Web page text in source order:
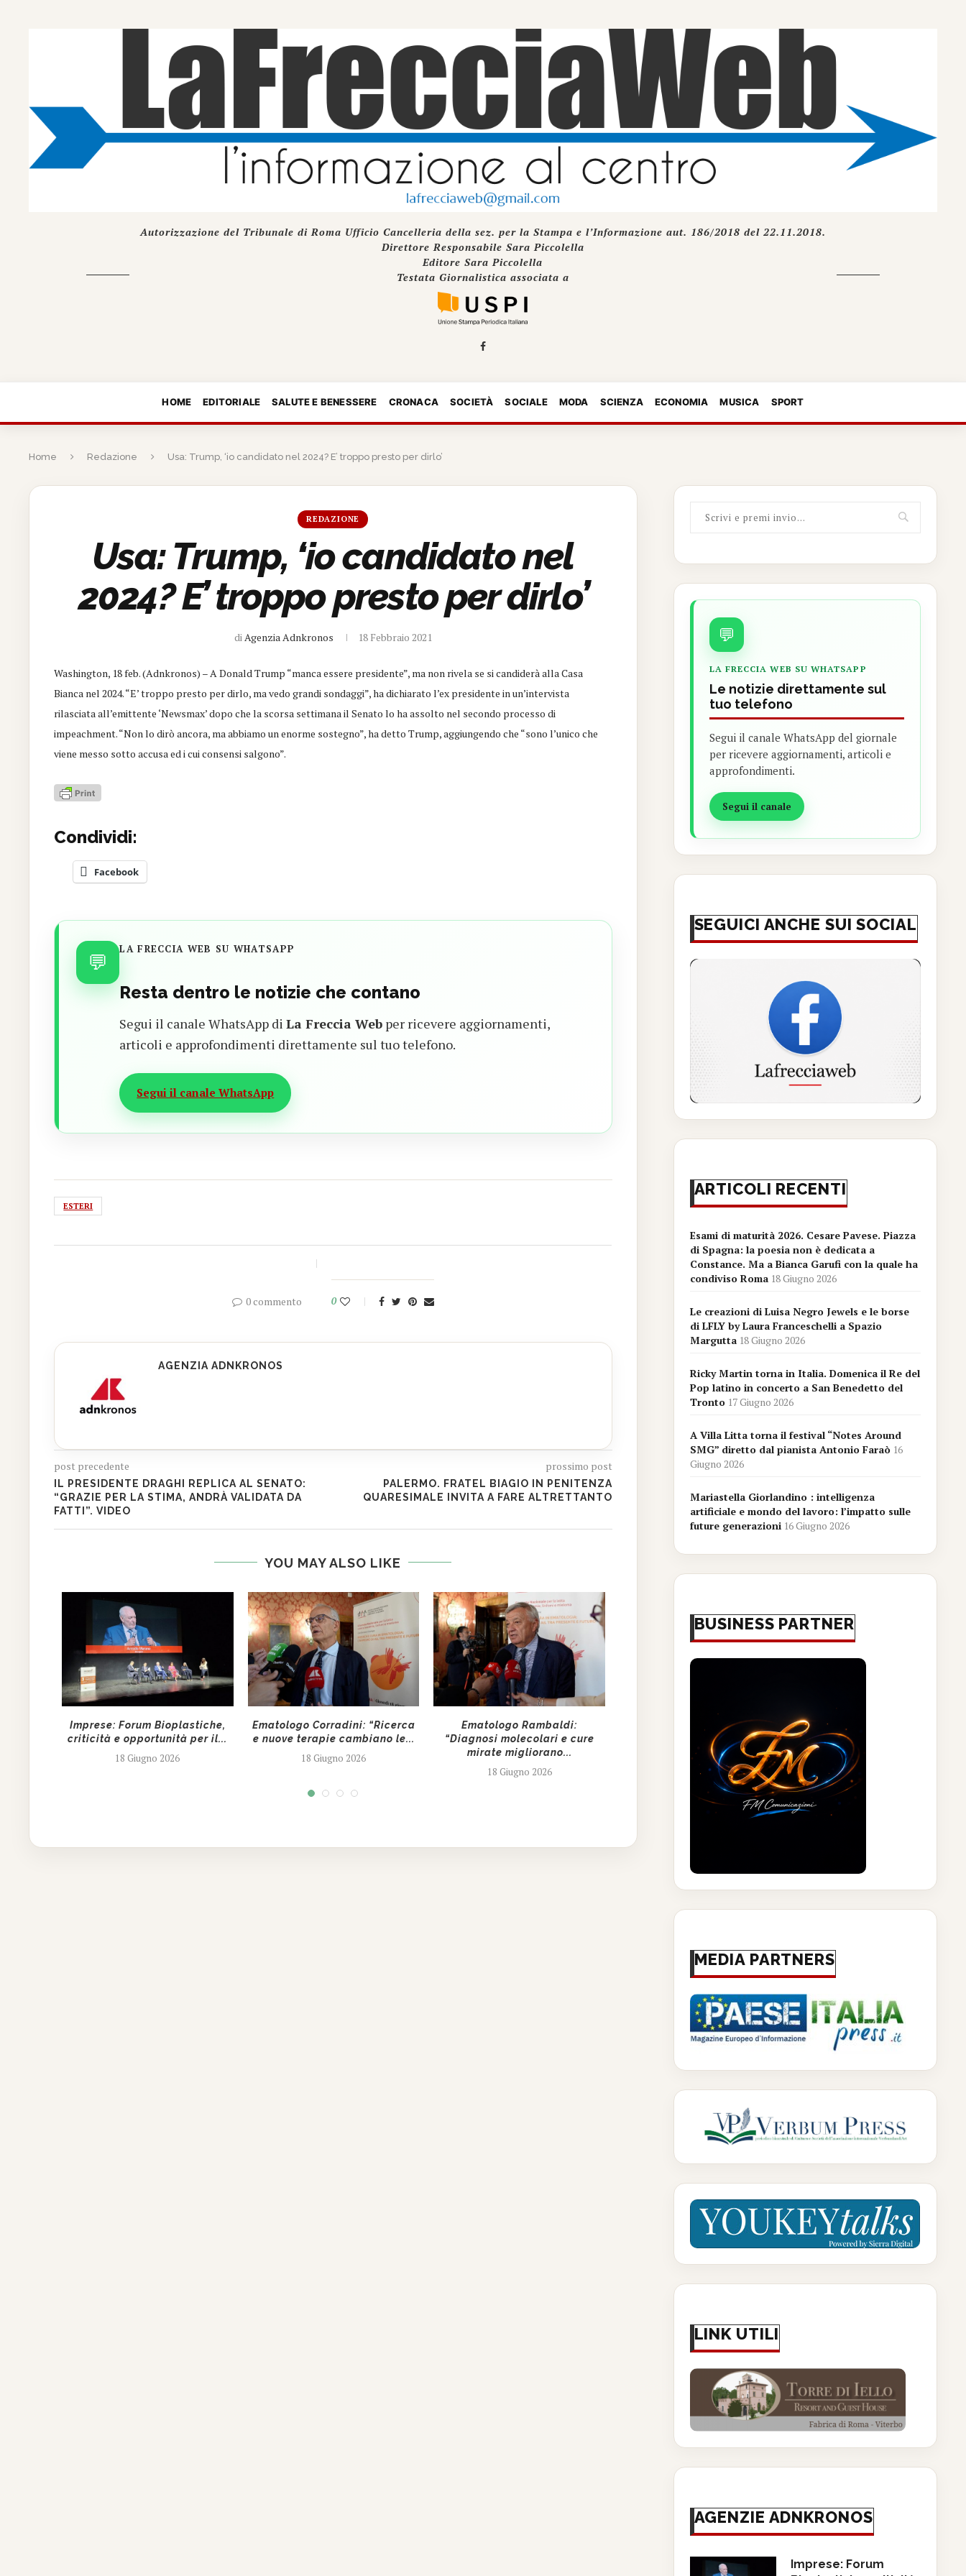
Autorizzazione del Tribunale di Roma Ufficio Cancelleria della sez. per la Stampa e l’Informazione aut. 186/2018 del 22.11.2018.
Direttore Responsabile Sara Piccolella
Editore Sara Piccolella
Testata Giornalistica associata a
HOME EDITORIALE SALUTE E BENESSERE CRONACA SOCIETÀ SOCIALE MODA SCIENZA ECONOMIA MUSICA SPORT
Home Redazione Usa: Trump, ‘io candidato nel 2024? E’ troppo presto per dirlo’
REDAZIONE
Usa: Trump, ‘io candidato nel
2024? E’ troppo presto per dirlo’
diAgenzia Adnkronos 18 Febbraio 2021
Washington, 18 feb. (Adnkronos) – A Donald Trump “manca essere presidente”, ma non rivela se si candiderà alla Casa
Bianca nel 2024. “E’ troppo presto per dirlo, ma vedo grandi sondaggi”, ha dichiarato l’ex presidente in un’intervista
rilasciata all’emittente ‘Newsmax’ dopo che la scorsa settimana il Senato lo ha assolto nel secondo processo di
impeachment. “Non lo dirò ancora, ma abbiamo un enorme sostegno”, ha detto Trump, aggiungendo che “sono l’unico che
viene messo sotto accusa ed i cui consensi salgono”.
Condividi:
Facebook
💬 LA FRECCIA WEB SU WHATSAPP
Resta dentro le notizie che contano
Segui il canale WhatsApp diLa Freccia Web per ricevere aggiornamenti,
articoli e approfondimenti direttamente sul tuo telefono.
Segui il canale WhatsApp
ESTERI
0 commento 0
AGENZIA ADNKRONOS
post precedente
IL PRESIDENTE DRAGHI REPLICA AL SENATO:
“GRAZIE PER LA STIMA, ANDRÀ VALIDATA DA
FATTI”. VIDEO
prossimo post
PALERMO. FRATEL BIAGIO IN PENITENZA
QUARESIMALE INVITA A FARE ALTRETTANTO
YOU MAY ALSO LIKE
Imprese: Forum Bioplastiche,
criticità e opportunità per il...
18 Giugno 2026
Ematologo Corradini: “Ricerca
e nuove terapie cambiano le...
18 Giugno 2026
Ematologo Rambaldi:
“Diagnosi molecolari e cure
mirate migliorano...
18 Giugno 2026
Locatelli (Bambino Gesù):
“Investire nella ricerca
significa investire...
18 Giugno 2026
Tumori, Toro (Ail):
ricerca e pazienti la...
18 Giugno 2026
💬
LA FRECCIA WEB SU WHATSAPP
Le notizie direttamente sul
tuo telefono
Segui il canale WhatsApp del giornale
per ricevere aggiornamenti, articoli e
approfondimenti.
Segui il canale
SEGUICI ANCHE SUI SOCIAL
ARTICOLI RECENTI
Esami di maturità 2026. Cesare Pavese. Piazza
di Spagna: la poesia non è dedicata a
Constance. Ma a Bianca Garufi con la quale ha
condiviso Roma 18 Giugno 2026
Le creazioni di Luisa Negro Jewels e le borse
di LFLY by Laura Franceschelli a Spazio
Margutta 18 Giugno 2026
Ricky Martin torna in Italia. Domenica il Re del
Pop latino in concerto a San Benedetto del
Tronto 17 Giugno 2026
A Villa Litta torna il festival “Notes Around
SMG” diretto dal pianista Antonio Faraò 16
Giugno 2026
Mariastella Giorlandino : intelligenza
artificiale e mondo del lavoro: l’impatto sulle
future generazioni 16 Giugno 2026
BUSINESS PARTNER
MEDIA PARTNERS
LINK UTILI
AGENZIE ADNKRONOS
Imprese: Forum